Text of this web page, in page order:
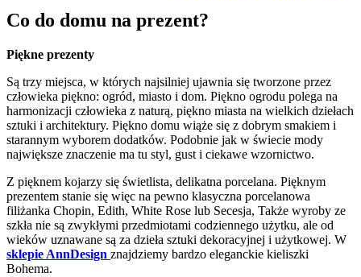
Co do domu na prezent?
Piękne prezenty
Są trzy miejsca, w których najsilniej ujawnia się tworzone przez
człowieka piękno: ogród, miasto i dom. Piękno ogrodu polega na
harmonizacji człowieka z naturą, piękno miasta na wielkich dziełach
sztuki i architektury. Piękno domu wiąże się z dobrym smakiem i
starannym wyborem dodatków. Podobnie jak w świecie mody
największe znaczenie ma tu styl, gust i ciekawe wzornictwo.
Z pięknem kojarzy się świetlista, delikatna porcelana. Pięknym
prezentem stanie się więc na pewno klasyczna porcelanowa
filiżanka Chopin, Edith, White Rose lub Secesja, Także wyroby ze
szkła nie są zwykłymi przedmiotami codziennego użytku, ale od
wieków uznawane są za dzieła sztuki dekoracyjnej i użytkowej. W
sklepie AnnDesign znajdziemy bardzo eleganckie kieliszki
Bohema.